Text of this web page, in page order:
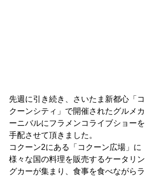
先週に引き続き、さいたま新都心「コ
クーンシティ」で開催されたグルメカ
ーニバルにフラメンコライブショーを
手配させて頂きました。
コクーン2にある「コクーン広場」に
様々な国の料理を販売するケータリン
グカーが集まり、食事を食べながらラ